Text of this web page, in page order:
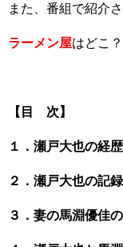
また、番組で紹介
ラーメン屋はどこ
【目 次】
１．瀬戸大也の経
２．瀬戸大也の記
３．妻の馬淵優佳